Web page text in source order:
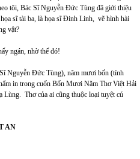
tôi, Bác Sĩ Nguyễn Đức Tùng đã giới thiệu
sĩ tài ba, là họa sĩ Đinh Linh, vẽ hình hài
vật?
ngán, nhờ thế đó!
Nguyễn Đức Tùng), năm mươi bốn (tính
in trong cuốn Bốn Mươi Năm Thơ Việt Hải
Thơ của ai cũng thuộc loại tuyệt cú
AN